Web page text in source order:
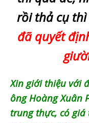
rồi thả cụ
đã quyết
Xin giới thiệu với
ông Hoàng Xuân
trung thực, có